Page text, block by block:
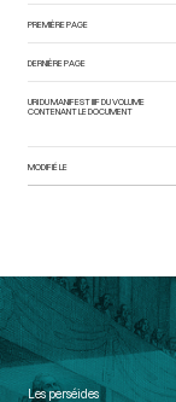
PREMIÈRE PAGE
DERNIÈRE PAGE
URI DU MANIFEST IIIF DU VOLUME
CONTENANT LE DOCUMENT
MODIFIÉ LE
Les perséides